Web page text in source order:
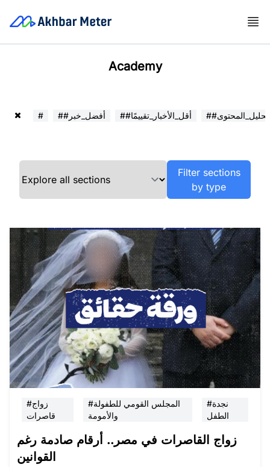
Academy
# ##أفضل_خبر ##أقل_الأخبار_تقييمًا ##تحليل_المحتوى
Filter sections
by type
#زواج
قاصرات
#المجلس القومي للطفولة
والأمومة
#نجدة
الطفل
زواج القاصرات في مصر.. أرقام صادمة رغم
القوانين